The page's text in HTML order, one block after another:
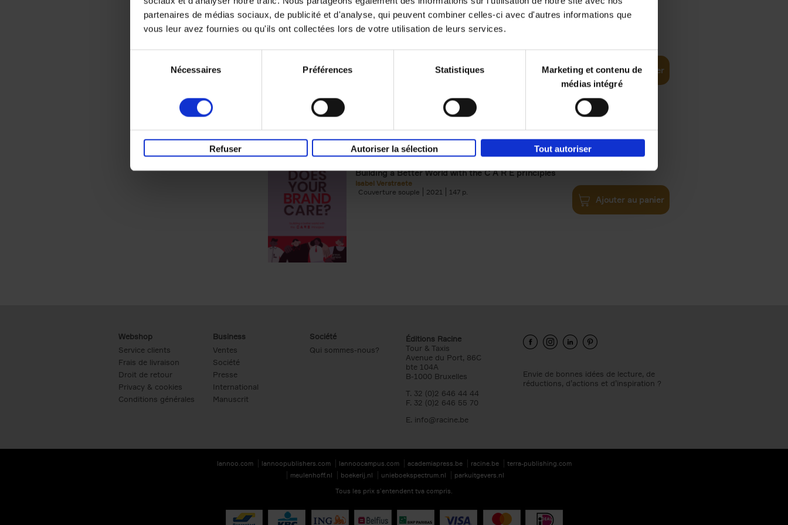
partenaires de médias sociaux, de publicité et d'analyse, qui peuvent combiner celles-ci avec d'autres informations que
vous leur avez fournies ou qu'ils ont collectées lors de votre utilisation de leurs services.
Nécessaires Préférences Statistiques
Marketing et contenu de
médias intégré
Refuser Autoriser la sélection Tout autoriser
Building Bonds = Building Business
Ajouter au panier
Does Your Brand Care?
Building a Better World with the C A R E principles
Isabel Verstraete
Couverture souple
2021 147
€34,99
Ajouter au panier
Webshop
Service clients
Frais de livraison
Droit de retour
Privacy & cookies
Conditions générales
Business
Ventes
Société
Presse
International
Manuscrit
Société
Qui sommes-nous?
Éditions Racine
Tour & Taxis
Avenue du Port, 86C
bte 104A
B-1000 Bruxelles
T. 32 (0)2 646 44 44
F. 32 (0)2 646 55 70
E. info@racine.be
Envie de bonnes idées de lecture, de
réductions, d’actions et d’inspiration ?
lannoo.com lannoopublishers.com lannoocampus.com academiapress.be racine.be
terra-publishing.com
meulenhoff.nl
boekerij.nl unieboekspectrum.nl
parkuitgevers.nl
Tous les prix s’entendent tva compris.